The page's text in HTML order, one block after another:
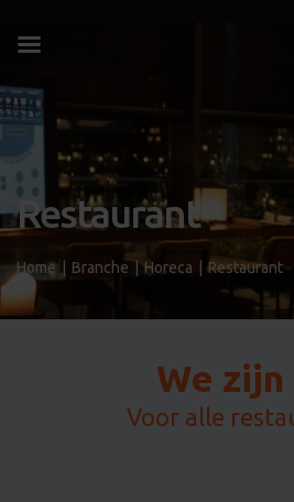
Restaurant
Home Branche Horeca Restaurant
We zijn